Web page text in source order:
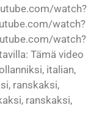
watch?
watch?
watch?
Tämä video
italian,
ranskaksi,
ranskaksi,